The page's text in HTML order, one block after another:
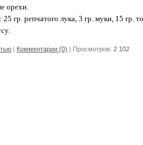
орехи.
гр. репчатого лука, 3 гр. муки, 15 гр.
| Комментарии (0) | Просмотров: 2 102